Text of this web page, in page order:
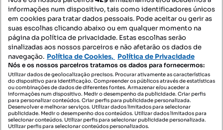
Contacte-nos
SIGA-NOS:
DESCARREGAR NA:
informações num dispositivo, tais como identificadores únicos
em cookies para tratar dados pessoais. Pode aceitar ou gerir as
suas escolhas clicando abaixo ou em qualquer momento na
página da política de privacidade. Estas escolhas serão
sinalizadas aos nossos parceiros e não afetarão os dados de
navegação. Política de Cookies, Política de Privacidade
Nós e os nossos parceiros tratamos os dados para fornecermos:
Utilizar dados de geolocalização precisos. Procurar ativamente as características
do dispositivo para identificação. Compreender os públicos através de estatísticas
ou combinações de dados de diferentes fontes. Armazenar e/ou aceder a
informações num dispositivo. Medir o desempenho da publicidade. Criar perfis
para personalizar conteúdos. Criar perfis para publicidade personalizada.
Desenvolver e melhorar serviços. Utilizar dados limitados para selecionar
publicidade. Medir o desempenho dos conteúdos. Utilizar dados limitados para
selecionar conteúdos. Utilizar perfis para selecionar publicidade personalizada.
Utilizar perfis para selecionar conteúdos personalizados.